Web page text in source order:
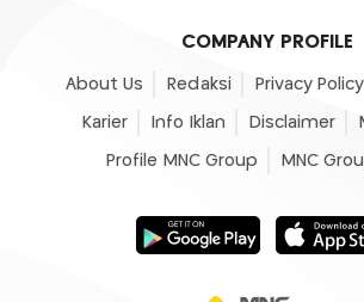
COMPANY PROFILE
About Us Redaksi Privacy Policy
Karier Info Iklan Disclaimer
Profile MNC Group MNC